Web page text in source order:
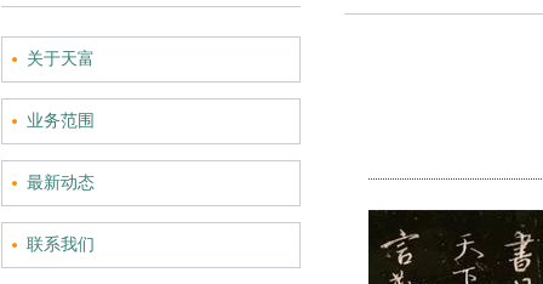
关于天富
业务范围
最新动态
联系我们